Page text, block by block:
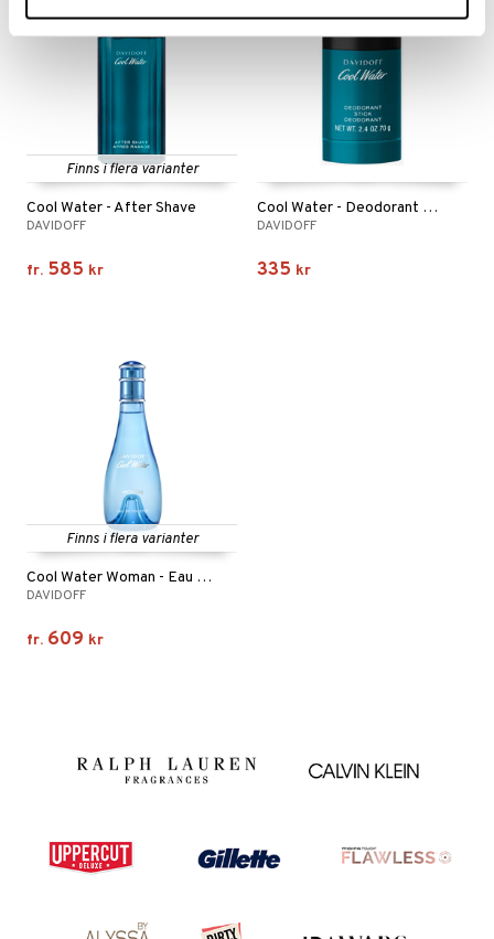
Finns i flera varianter
Cool Water - After Shave
DAVIDOFF
fr. 585 kr
Cool Water - Deodorant Stick 70g
DAVIDOFF
335 kr
Finns i flera varianter
Cool Water Woman - Eau de toilette (Edt) Spray
DAVIDOFF
fr. 609 kr